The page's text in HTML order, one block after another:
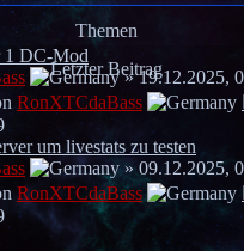
Themen
Letzter Beitrag
1 DC-Mod
»19.12.2025,
RonXTCdaBass
um livestats zu testen
» 09.12.2025,
RonXTCdaBass